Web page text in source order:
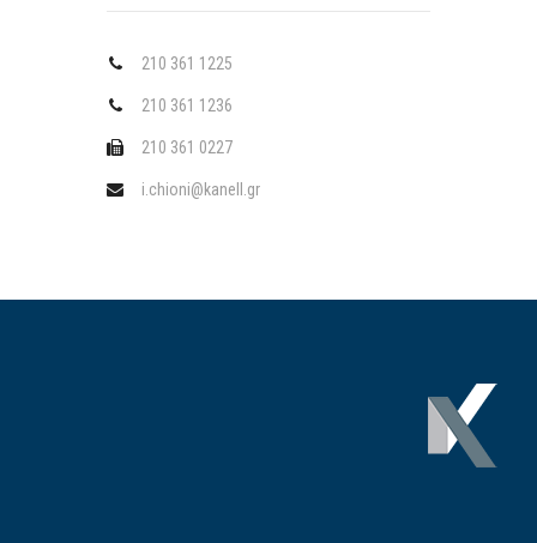
210 361 1225
210 361 1236
210 361 0227
i.chioni@kanell.gr